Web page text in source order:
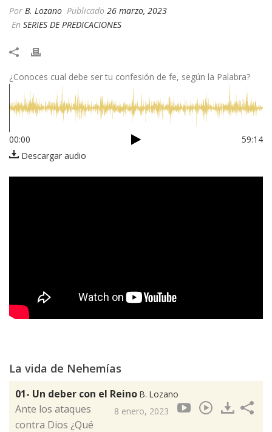
Por B. Lozano Publicado 26 marzo, 2023
En SERIES DE PREDICACIONES
¿Conoces cual debe ser tu confesión de fe, según la Palabra?
00:00
59:14
Descargar audio
La vida de Nehemías
01- Un deber con el Reino B. Lozano
8 enero, 2023
Ante los ataques
contra Dios ¿Qué